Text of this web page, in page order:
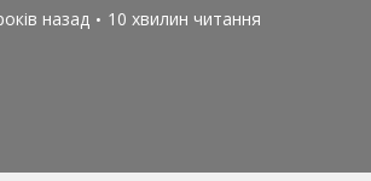
назад 10 хвилин читання